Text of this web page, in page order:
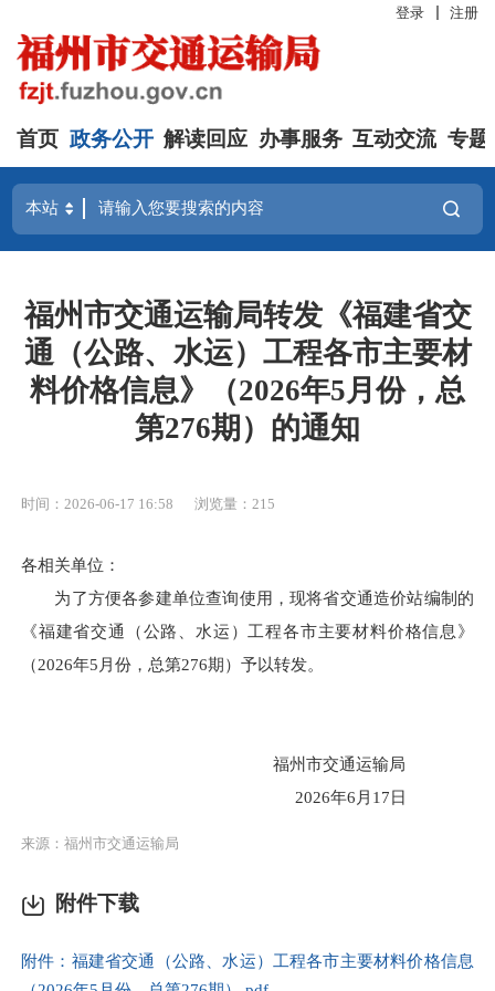
登录 注册
首页 政务公开 解读回应 办事服务 互动交流 专题
福州市交通运输局转发《福建省交
通（公路、水运）工程各市主要材
料价格信息》（2026年5月份，总
第276期）的通知
时间：2026-06-17 16:58 浏览量：215
各相关单位：
为了方便各参建单位查询使用，现将省交通造价站编制的
《福建省交通（公路、水运）工程各市主要材料价格信息》
（2026年5月份，总第276期）予以转发。
福州市交通运输局
2026年6月17日
来源：福州市交通运输局
附件下载
附件：福建省交通（公路、水运）工程各市主要材料价格信息